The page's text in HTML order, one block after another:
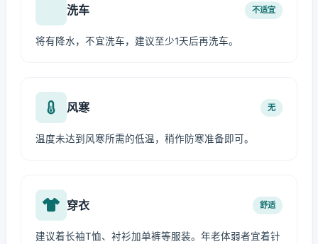
洗车 不适宜
将有降水，不宜洗车，建议至少1天后再洗车。
风寒 无
温度未达到风寒所需的低温，稍作防寒准备即可。
穿衣 舒适
建议着长袖T恤、衬衫加单裤等服装。年老体弱者宜着针